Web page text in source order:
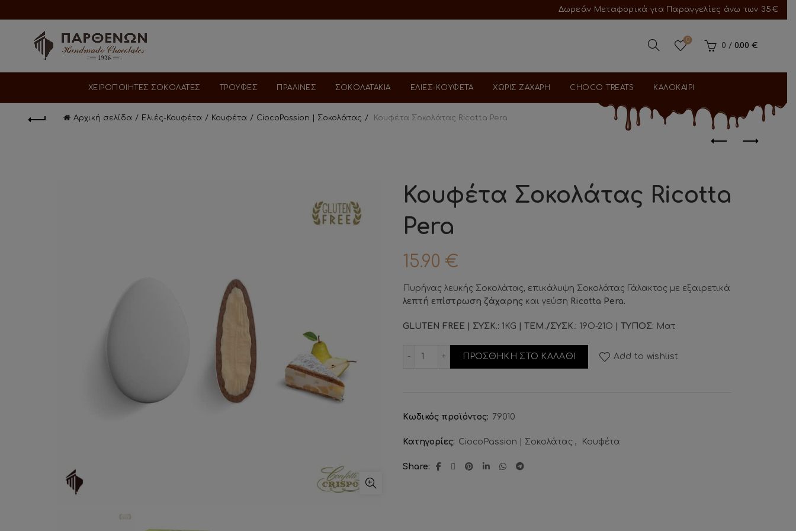
Δωρεάν Μεταφορικά για Παραγγελίες άνω των 35€
0
0 / 0.00€
ΧΕΙΡΟΠΟΙΗΤΕΣ ΣΟΚΟΛΑΤΕΣ ΤΡΟΥΦΕΣ ΠΡΑΛΙΝΕΣ ΣΟΚΟΛΑΤΑΚΙΑ ΕΛΙΕΣ-ΚΟΥΦΕΤΑ ΧΩΡΙΣ ΖΑΧΑΡΗ CHOCO TREATS ΚΑΛΟΚΑΙΡΙ
Αρχική σελίδα Ελιές-Κουφέτα Κουφέτα CiocoPassion | Σοκολάτας Κουφέτα Σοκολάτας Ricotta Pera
Κουφέτα Σοκολάτας Ricotta
Pera
15.90 €
Πυρήνας λευκής Σοκολάτας, επικάλυψη Σοκολάτας Γάλακτος με εξαιρετικά
λεπτή επίστρωση ζάχαρηςκαι γεύση Ricotta Pera.
GLUTEN FREE | ΣΥΣΚ.: 1KG | ΤΕΜ./ΣΥΣΚ.: 19Ο-21Ο | ΤΥΠΟΣ: Ματ
Κουφέτα Σοκολάτας Ricotta Pera ποσότητα
ΠΡΟΣΘΗΚΗ ΣΤΟ ΚΑΛΑΘΙ Add to wishlist
Κωδικός προϊόντος: 79010
Κατηγορίες: CiocoPassion | Σοκολάτας , Κουφέτα
Share